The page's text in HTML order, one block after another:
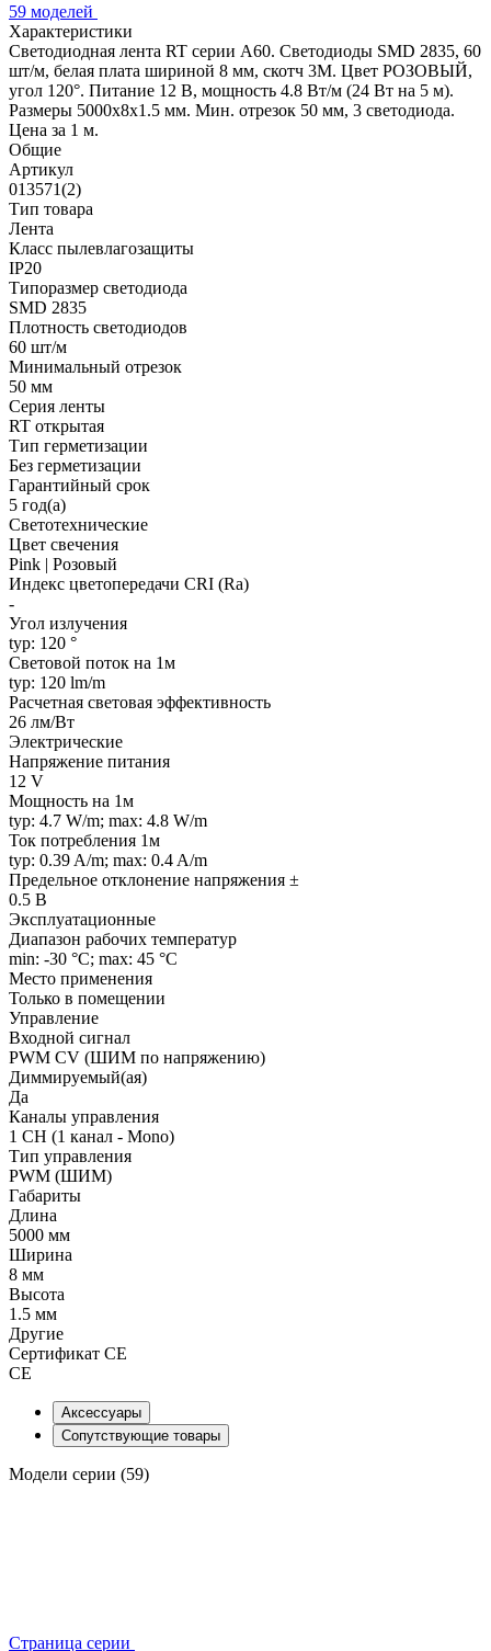
59 моделей
Характеристики
Светодиодная лента RT серии A60. Светодиоды SMD 2835, 60
шт/м, белая плата шириной 8 мм, скотч 3M. Цвет РОЗОВЫЙ,
угол 120°. Питание 12 В, мощность 4.8 Вт/м (24 Вт на 5 м).
Размеры 5000x8x1.5 мм. Мин. отрезок 50 мм, 3 светодиода.
Цена за 1 м.
Общие
Артикул
013571(2)
Тип товара
Лента
Класс пылевлагозащиты
IP20
Типоразмер светодиода
SMD 2835
Плотность светодиодов
60 шт/м
Минимальный отрезок
50 мм
Серия ленты
RT открытая
Тип герметизации
Без герметизации
Гарантийный срок
5 год(а)
Светотехнические
Цвет свечения
Pink | Розовый
Индекс цветопередачи CRI (Ra)
-
Угол излучения
typ: 120 °
Световой поток на 1м
typ: 120 lm/m
Расчетная световая эффективность
26 лм/Вт
Электрические
Напряжение питания
12 V
Мощность на 1м
typ: 4.7 W/m; max: 4.8 W/m
Ток потребления 1м
typ: 0.39 A/m; max: 0.4 A/m
Предельное отклонение напряжения ±
0.5 В
Эксплуатационные
Диапазон рабочих температур
min: -30 °C; max: 45 °C
Место применения
Только в помещении
Управление
Входной сигнал
PWM СV (ШИМ по напряжению)
Диммируемый(ая)
Да
Каналы управления
1 CH (1 канал - Mono)
Тип управления
PWM (ШИМ)
Габариты
Длина
5000 мм
Ширина
8 мм
Высота
1.5 мм
Другие
Сертификат CE
CE
Аксессуары
Сопутствующие товары
Модели серии (59)
Страница серии